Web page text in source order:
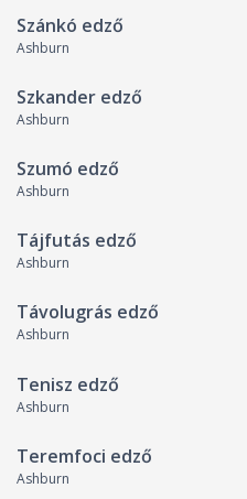
Szánkó edző
Ashburn
Szkander edző
Ashburn
Szumó edző
Ashburn
Tájfutás edző
Ashburn
Távolugrás edző
Ashburn
Tenisz edző
Ashburn
Teremfoci edző
Ashburn